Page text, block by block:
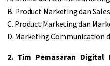
B. Product Marketing dan Sales
C. Product Marketing dan
D. Marketing Communication
2. Tim Pemasaran Digital